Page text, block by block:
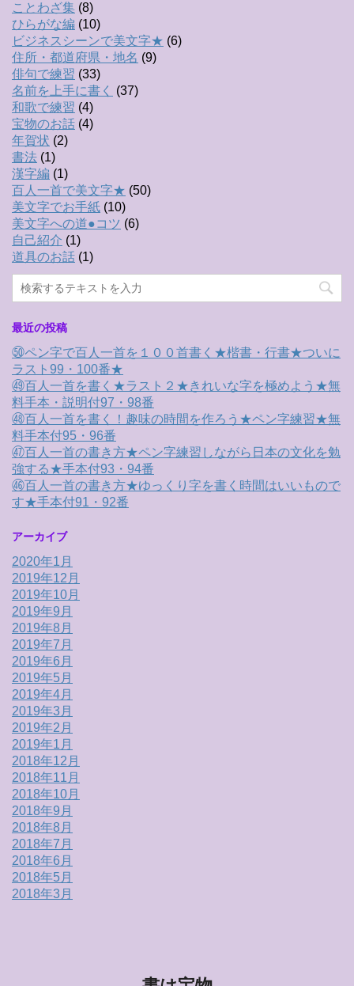
ことわざ集 (8)
ひらがな編 (10)
ビジネスシーンで美文字★ (6)
住所・都道府県・地名 (9)
俳句で練習 (33)
名前を上手に書く
(37)
和歌で練習 (4)
宝物のお話 (4)
年賀状 (2)
書法 (1)
漢字編 (1)
百人一首で美文字★ (50)
美文字でお手紙 (10)
美文字への道●コツ (6)
自己紹介 (1)
道具のお話 (1)
最近の投稿
㊿ペン字で百人一首を１００首書く★楷書・行書★ついに
ラスト99・100番★
㊾百人一首を書く★ラスト２★きれいな字を極めよう★無
料手本・説明付97・98番
㊽百人一首を書く！趣味の時間を作ろう★ペン字練習★無
料手本付95・96番
㊼百人一首の書き方★ペン字練習しながら日本の文化を勉
強する★手本付93・94番
㊻百人一首の書き方★ゆっくり字を書く時間はいいもので
す★手本付91・92番
アーカイブ
2020年1月
2019年12月
2019年10月
2019年9月
2019年8月
2019年7月
2019年6月
2019年5月
2019年4月
2019年3月
2019年2月
2019年1月
2018年12月
2018年11月
2018年10月
2018年9月
2018年8月
2018年7月
2018年6月
2018年5月
2018年3月